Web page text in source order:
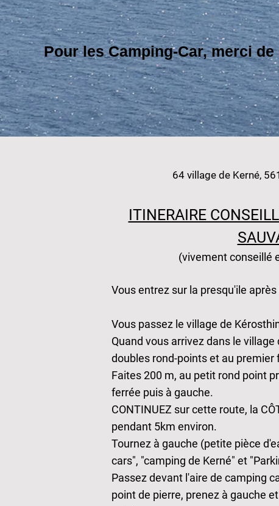
Pour les Camping-Car, merci
64 village de Kerné,
ITINERAIRE
(vivement conseillé
Vous entrez sur la presqu'ile
Vous passez le village de
Quand vous arrivez dans le
doubles rond-points et au premier
Faites 200 m, au petit rond point
ferrée puis à gauche.
CONTINUEZ sur cette route, la
pendant 5km environ.
Tournez à gauche (petite pièce
cars", "camping de Kerné" et
Passez devant l'aire de camping
point de pierre, prenez à gauche